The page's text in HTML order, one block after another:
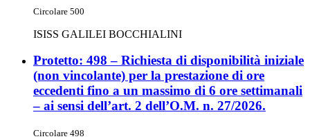
Circolare 500
ISISS GALILEI BOCCHIALINI
Protetto: 498 – Richiesta di disponibilità iniziale
(non vincolante) per la prestazione di ore
eccedenti fino a un massimo di 6 ore settimanali
– ai sensi dell’art. 2 dell’O.M. n. 27/2026.
Circolare 498